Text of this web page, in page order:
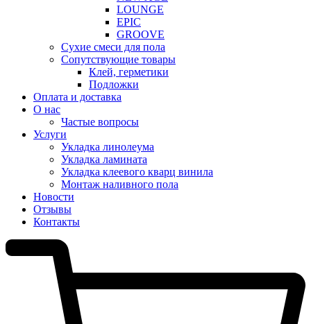
LOUNGE
EPIC
GROOVE
Сухие смеси для пола
Сопутствующие товары
Клей, герметики
Подложки
Оплата и доставка
О нас
Частые вопросы
Услуги
Укладка линолеума
Укладка ламината
Укладка клеевого кварц винила
Монтаж наливного пола
Новости
Отзывы
Контакты